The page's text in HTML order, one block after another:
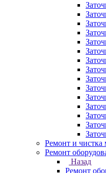
Ремонт и чистка
Ремонт
Назад
Ремонт